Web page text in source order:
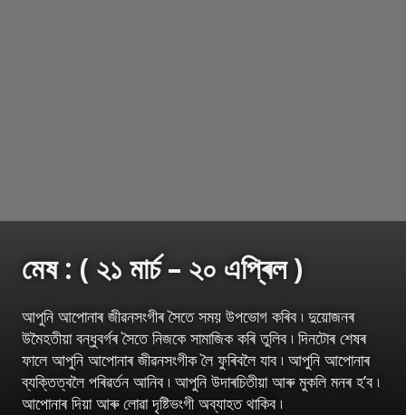
মেষ : ( ২১ মাৰ্চ – ২০ এপ্ৰিল )
আপুনি আপোনাৰ জীৱনসংগীৰ সৈতে সময় উপভোগ কৰিব ৷ দুয়োজনৰ
উমৈহতীয়া বন্ধুবৰ্গৰ সৈতে নিজকে সামাজিক কৰি তুলিব ৷ দিনটোৰ শেষৰ
ফালে আপুনি আপোনাৰ জীৱনসংগীক লৈ ফুৰিবলৈ যাব ৷ আপুনি আপোনাৰ
ব্যক্তিত্বলৈ পৰিৱৰ্তন আনিব ৷ আপুনি উদাৰচিতীয়া আৰু মুকলি মনৰ হ’ব ৷
আপোনাৰ দিয়া আৰু লোৱা দৃষ্টিভংগী অব্যাহত থাকিব ৷